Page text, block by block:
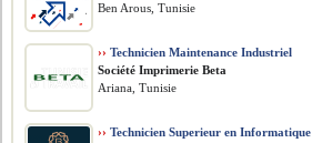
Ben Arous, Tunisie
›› Technicien Maintenance Industriel
Société Imprimerie Beta
Ariana, Tunisie
›› Technicien Superieur en Informatique